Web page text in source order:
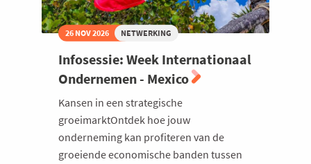
26 NOV 2026 NETWERKING
Infosessie: Week Internationaal
Ondernemen - Mexico
Kansen in een strategische
groeimarktOntdek hoe jouw
onderneming kan profiteren van de
groeiende economische banden tussen